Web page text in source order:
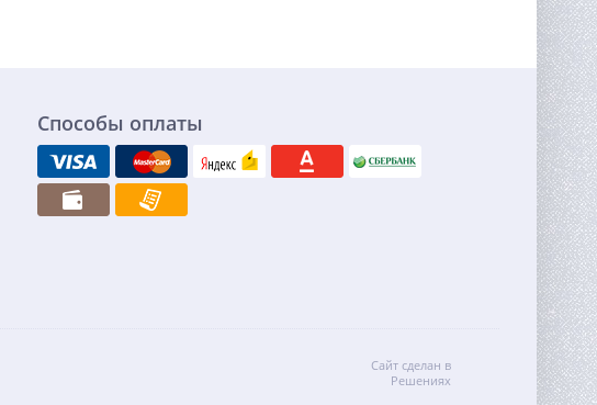
Способы оплаты
Сайт сделан в
Решениях